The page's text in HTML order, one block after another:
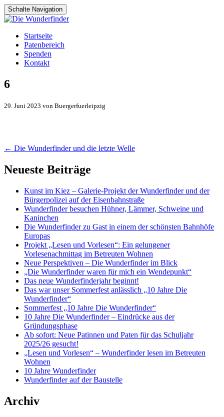
Schalte Navigation
Zum
Inhalt
springen
Startseite
Patenbereich
Spenden
Kontakt
6
29. Juni 2023 von Buergerfuerleipzig
Artikel-
Navigation
← Die Wunderfinder und die letzte Welle
Neueste Beiträge
Kunst im Kiez – Galerie-Projekt der Wunderfinder und der
Bürgerpolizei auf der Eisenbahnstraße
Wunderfinder besuchen Hühner, Lämmer, Schweine und
Kaninchen
Die Wunderfinder zu Gast in einem der schönsten Bahnhöfe
Europas
Projekt „Lesen und Vorlesen“: Ein gelungener
Vorlesenachmittag im Betreuten Wohnen
Neue Perspektiven – Die Wunderfinder im Blick
„Die Wunderfinder waren für mich ein Wendepunkt“
Das neue Wunderfinderjahr beginnt!
Das war unser Sommerfest anlässlich „10 Jahre Die
Wunderfinder“
Sommerfest „10 Jahre Die Wunderfinder“
10 Jahre Die Wunderfinder – Eindrücke aus der
Gründungsphase
Ab sofort: Neue Patinnen und Paten für das Schuljahr
2025/26 gesucht!
„Lesen und Vorlesen“ – Wunderfinder lesen im Betreuten
Wohnen
10 Jahre Wunderfinder
Wunderfinder auf der Baustelle
Archiv